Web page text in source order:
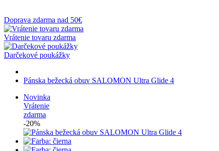
Doprava zdarma nad 50€
Vrátenie tovaru zdarma
Darčekové poukážky
Pánska bežecká obuv SALOMON Ultra Glide 4
Novinka
Vrátenie
zdarma
-20%